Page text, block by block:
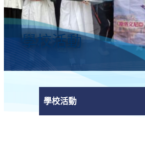
學校活動
學校活動